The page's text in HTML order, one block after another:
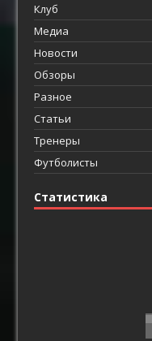
Клуб
Медиа
Новости
Обзоры
Разное
Статьи
Тренеры
Футболисты
Статистика